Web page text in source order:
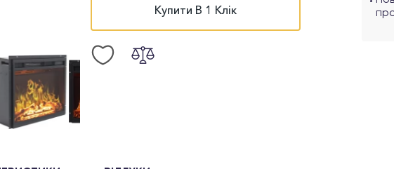
Купити В 1 Клік